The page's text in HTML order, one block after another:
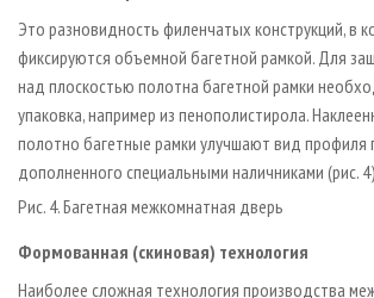
Это разновидность филенчатых конструкций, в
фиксируются объемной багетной рамкой. Для
над плоскостью полотна багетной рамки
упаковка, например из пенополистирола.
полотно багетные рамки улучшают вид профиля
дополненного специальными наличниками (рис.
Рис. 4. Багетная межкомнатная дверь
Формованная (скиновая) технология
Наиболее сложная технология производства